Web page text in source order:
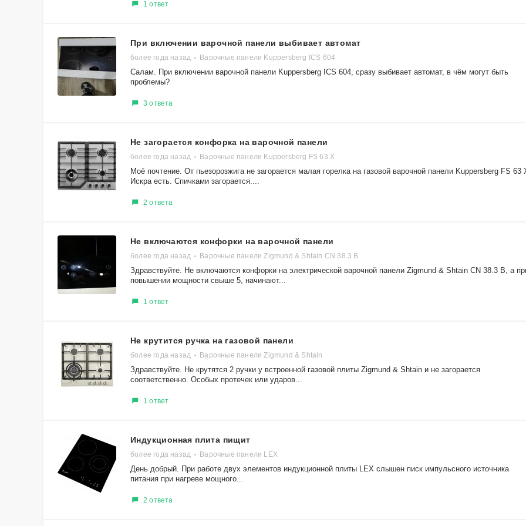
1 ответ
При включении варочной панели выбивает автомат
более года назад Варочные панели Kuppersberg ICS 604
Салам. При включении варочной панели Kuppersberg ICS 604, сразу выбивает автомат, в чём могут быть
проблемы?
3 ответа
Не загорается конфорка на варочной панели
более года назад Варочные панели Kuppersberg FS 63 X
Моё почтение. От пьезорозжига не загорается малая горелка на газовой варочной панели Kuppersberg FS 63
Искра есть. Спичками загорается....
2 ответа
Не включаются конфорки на варочной панели
более года назад Варочные панели Zigmund & Shtain CN 38.3 B
Здравствуйте. Не включаются конфорки на электрической варочной панели Zigmund & Shtain CN 38.3 B, а
повышении мощности свыше 5, начинают...
1 ответ
Не крутится ручка на газовой панели
более года назад Варочные панели Zigmund & Shtain
Здравствуйте. Не крутятся 2 ручки у встроенной газовой плиты Zigmund & Shtain и не загорается
соответственно. Особых протечек или ударов...
1 ответ
Индукционная плита пищит
более года назад Варочные панели LEX
День добрый. При работе двух элементов индукционной плиты LEX слышен писк импульсного источника
питания при нагреве мощного...
2 ответа